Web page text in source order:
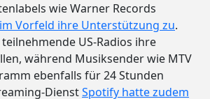
wie Warner Records
Vorfeld ihre Unterstützung zu.
US-Radios ihre
während Musiksender wie MTV
ebenfalls für 24 Stunden
DienstSpotify hatte zudem